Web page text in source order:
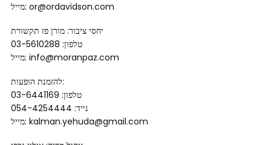
מייל: or@ordavidson.com
יחסי ציבור: מורן פז תקשורת
טלפון: 03-5610288
מייל: info@moranpaz.com
להזמנת הופעות:
טלפון: 03-6441169
נייד: 054-4254444
מייל: kalman.yehuda@gmail.com